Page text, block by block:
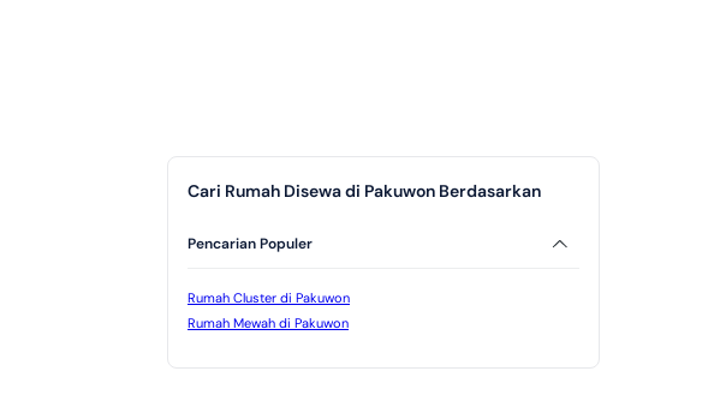
Cari Rumah Disewa di Pakuwon Berdasarkan
Pencarian Populer
Rumah Cluster di Pakuwon
Rumah Mewah di Pakuwon